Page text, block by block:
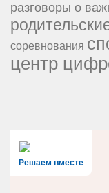
разговоры о
соревнования
центр
Решаем вместе